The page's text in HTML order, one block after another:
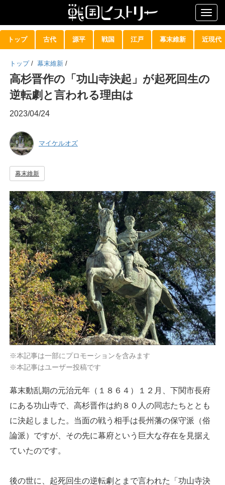
トップ 古代 源平 戦国 江戸 幕末維新 近現代
トップ / 幕末維新 /
高杉晋作の「功山寺決起」が起死回生の
逆転劇と言われる理由は
2023/04/24
マイケルオズ
幕末維新
※本記事は一部にプロモーションを含みます
※本記事はユーザー投稿です
幕末動乱期の元治元年（１８６４）１２月、下関市長府
にある功山寺で、高杉晋作は約８０人の同志たちととも
に決起しました。当面の戦う相手は長州藩の保守派（俗
論派）ですが、その先に幕府という巨大な存在を見据え
ていたのです。
後の世に、起死回生の逆転劇とまで言われた「功山寺決